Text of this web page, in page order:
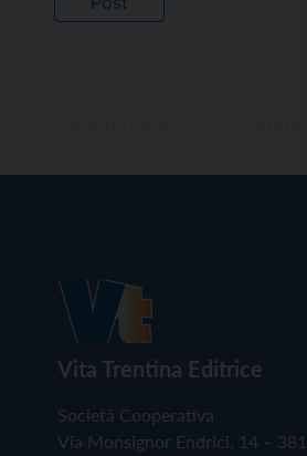
Vita Trentina Editrice
Società Cooperativa
Via Monsignor Endrici, 14 –